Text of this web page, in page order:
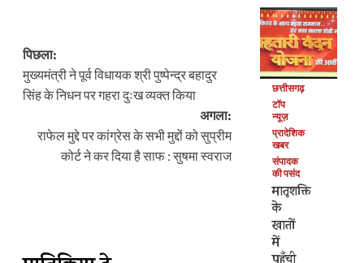
पोस्ट
नेविगेशन
पिछला:
मुख्यमंत्री ने पूर्व विधायक श्री पुष्पेन्द्र बहादुर
सिंह के निधन पर गहरा दुःख व्यक्त किया
अगला:
राफेल मुद्दे पर कांग्रेस के सभी मुद्दों को सुप्रीम
कोर्ट ने कर दिया है साफ : सुषमा स्वराज
छत्तीसगढ़
टॉप
न्यूज़
प्रादेशिक
खबर
संपादक
की पसंद
मातृशक्ति
के
खातों
में